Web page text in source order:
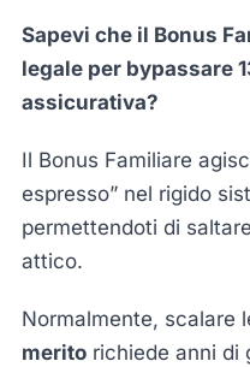
Sapevi che il Bonus
legale per bypassare
assicurativa?
Il Bonus Familiare
espresso” nel rigido
permettendoti di
attico.
Normalmente, scalare
meritorichiede anni di